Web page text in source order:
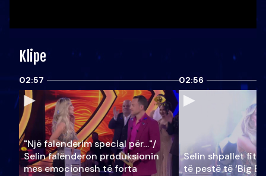
Klipe
02:57
"Një falenderim special për…"/
Selin falënderon produksionin
mes emocionesh të forta
02:56
Selin shpallet
të pestë të ‘Big